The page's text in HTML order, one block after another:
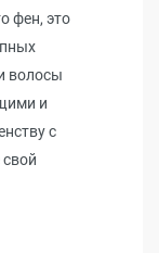
фен, это
волосы
и
с
свой